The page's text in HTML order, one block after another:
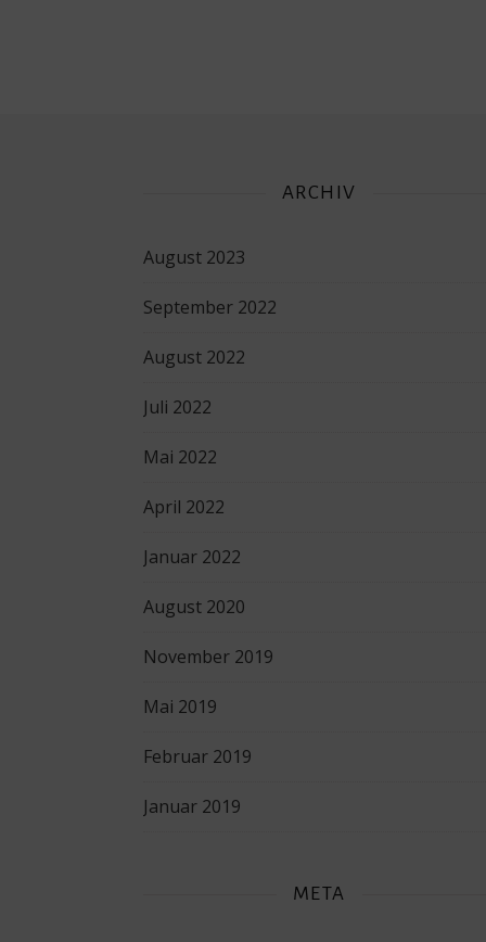
ARCHIV
August 2023
September 2022
August 2022
Juli 2022
Mai 2022
April 2022
Januar 2022
August 2020
November 2019
Mai 2019
Februar 2019
Januar 2019
META